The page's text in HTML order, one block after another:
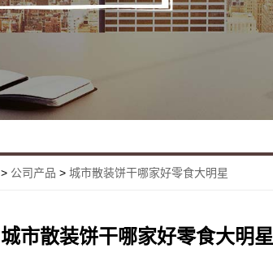
> 公司产品 > 城市散装饼干哪家好零食大明星
城市散装饼干哪家好零食大明星